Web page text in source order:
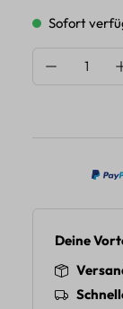
Sofort
Produkt
Deine